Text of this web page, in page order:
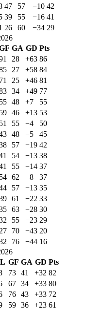
47 57 −10 42
39 55 −16 41
26 60 −34 29
GA GD Pts
28 +63 86
27 +58 84
71 25 +46 81
34 +49 77
55 48 +7
55
59 46 +13 53
51 55 −4
50
48 −5
45
57 −19 42
54 −13 38
55 −14 37
54 62 −8
37
57 −13 35
61 −22 33
63 −28 30
55 −23 29
27 70 −43 20
76 −44 16
L GF GA GD Pts
73 41 +32 82
67 34 +33 80
76 43 +33 72
59 36 +23 61